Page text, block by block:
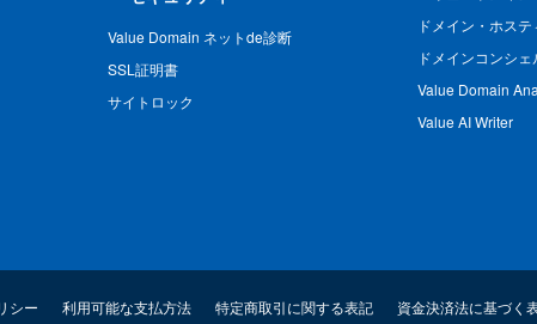
Value Domain ネットde診断
SSL証明書
サイトロック
ドメイン・ホス
ドメインコンシェ
Value Domain
Value AI Writer
シー 利用可能な支払方法 特定商取引に関する表記 資金決済法に基づく